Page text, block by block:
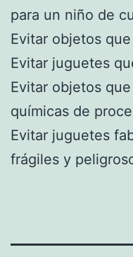
para un niño de
Evitar objetos
Evitar juguetes
Evitar objetos
químicas de
Evitar juguetes
frágiles y